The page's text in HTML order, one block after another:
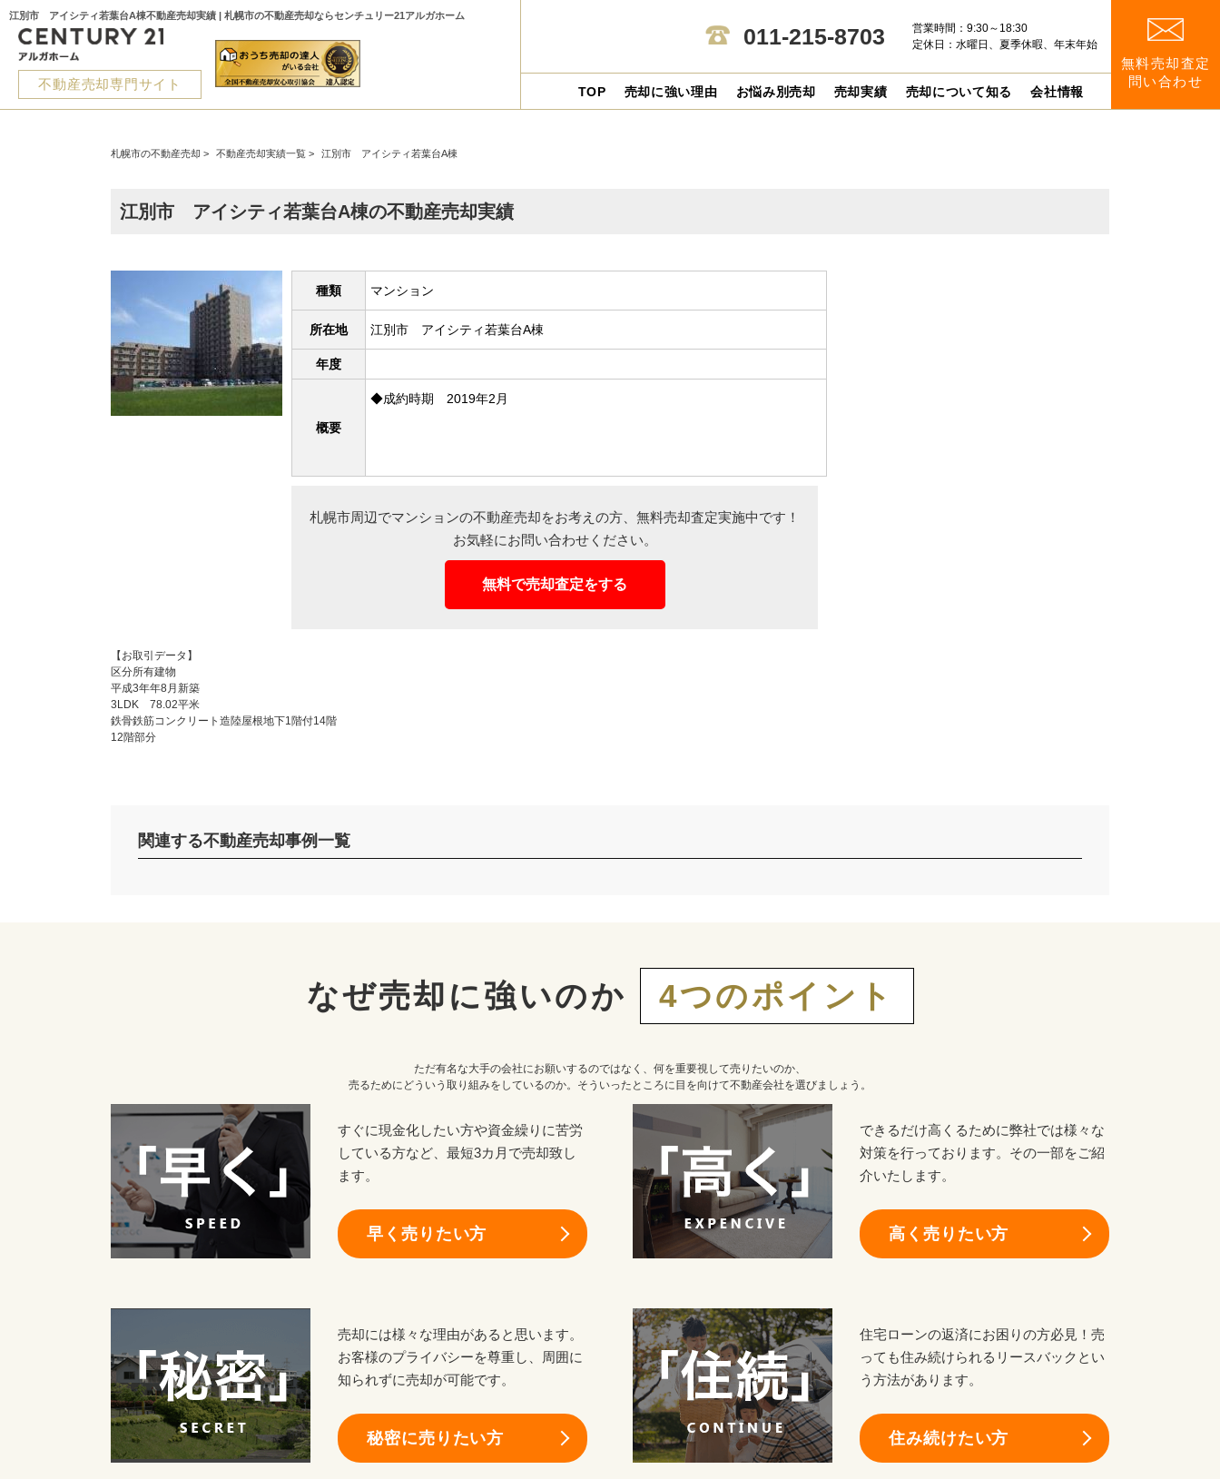
江別市 アイシティ若葉台A棟不動産売却実績 | 札幌市の不動産売却ならセンチュリー21アルガホーム
不動産売却専門サイト
011-215-8703
営業時間：9:30～18:30
定休日：水曜日、夏季休暇、年末年始
TOP 売却に強い理由 お悩み別売却 売却実績 売却について知る 会社情報
無料売却査定
問い合わせ
札幌市の不動産売却 > 不動産売却実績一覧 > 江別市 アイシティ若葉台A棟
江別市 アイシティ若葉台A棟の不動産売却実績
種類 マンション
所在地 江別市 アイシティ若葉台A棟
年度
概要
◆成約時期 2019年2月
札幌市周辺でマンションの不動産売却をお考えの方、 無料売却査定実施中です！
お気軽にお問い合わせください。
無料で売却査定をする
【お取引データ】
区分所有建物
平成3年年8月新築
3LDK 78.02平米
鉄骨鉄筋コンクリート造陸屋根地下1階付14階
12階部分
関連する不動産売却事例一覧
なぜ売却に強いのか 4つのポイント
ただ有名な大手の会社にお願いするのではなく、何を重要視して売りたいのか、
売るためにどういう取り組みをしているのか。そういったところに目を向けて不動産会社を選びましょう。
すぐに現金化したい方や資金繰りに苦労
している方など、最短3カ月で売却致し
ます。
早く売りたい方
できるだけ高くるために弊社では様々な
対策を行っております。その一部をご紹
介いたします。
高く売りたい方
売却には様々な理由があると思います。
お客様のプライバシーを尊重し、周囲に
知られずに売却が可能です。
秘密に売りたい方
住宅ローンの返済にお困りの方必見！売
っても住み続けられるリースバックとい
う方法があります。
住み続けたい方